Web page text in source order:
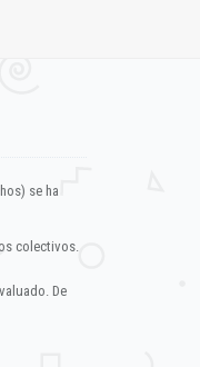
se ha
colectivos.
De